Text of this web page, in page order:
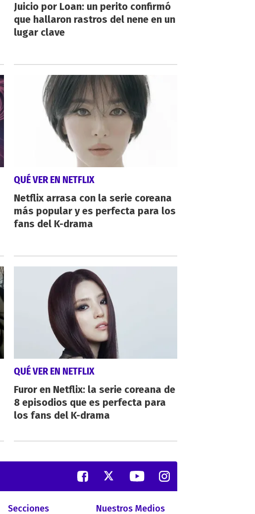
Juicio por Loan: un perito confirmó
que hallaron rastros del nene en un
lugar clave
QUÉ VER EN NETFLIX
Netflix arrasa con la serie coreana
más popular y es perfecta para los
fans del K-drama
QUÉ VER EN NETFLIX
Furor en Netflix: la serie coreana de
8 episodios que es perfecta para
los fans del K-drama
Secciones Nuestros Medios